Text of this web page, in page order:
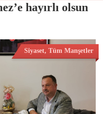
hayırlı olsun
Siyaset, Tüm Manşetler